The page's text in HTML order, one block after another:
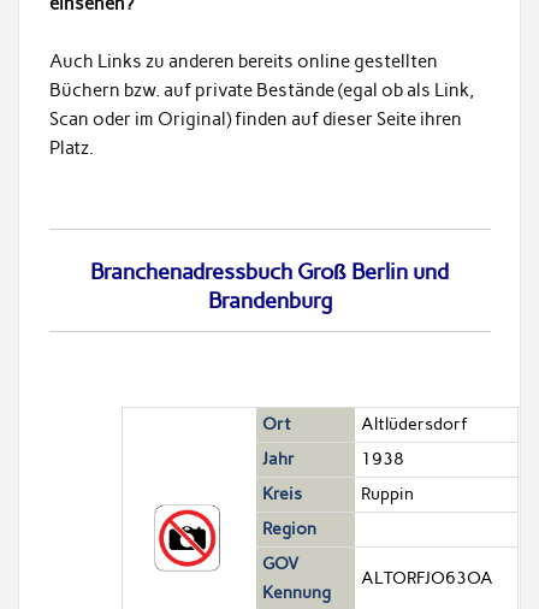
Auch Links zu anderen bereits online gestellten
Büchern bzw. auf private Bestände (egal ob als Link,
Scan oder im Original) finden auf dieser Seite ihren
Platz.
Branchenadressbuch Groß Berlin und
Brandenburg
Ort
Altlüdersdorf
Jahr
1938
Kreis
Ruppin
Region
GOV
Kennung
ALTORFJO63OA